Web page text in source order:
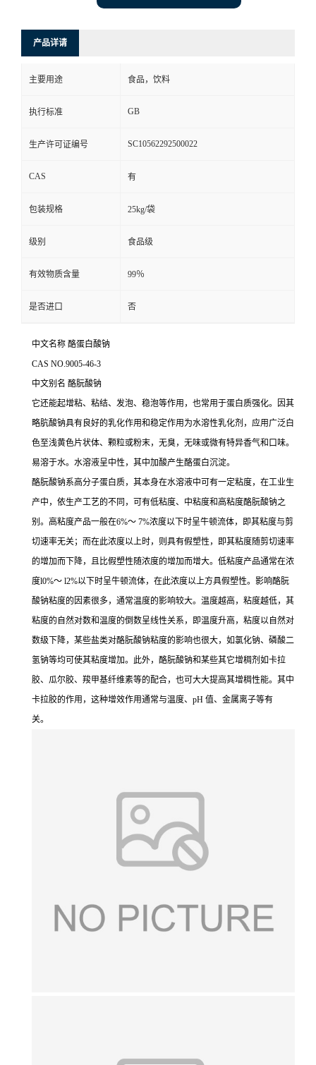
产品详请
主要用途 食品，饮料
执行标准 GB
生产许可证编号 SC10562292500022
CAS 有
包装规格 25kg/袋
级别 食品级
有效物质含量 99％
是否进口 否
中文名称 酪蛋白酸钠
CAS NO.9005-46-3
中文别名 酪朊酸钠
它还能起增粘、粘结、发泡、稳泡等作用，也常用于蛋白质强化。因其
略肮酸钠具有良好的乳化作用和稳定作用为水溶性乳化剂，应用广泛白
色至浅黄色片状体、颗粒或粉末，无臭，无味或微有特异香气和口味。
易溶于水。水溶液呈中性，其中加酸产生酪蛋白沉淀。
酪朊酸钠系高分子蛋白质，其本身在水溶液中可有一定粘度，在工业生
产中，依生产工艺的不同，可有低粘度、中粘度和高粘度酪朊酸钠之
别。高粘度产品一般在6%～ 7%浓度以下时呈牛顿流体，即其粘度与剪
切速率无关；而在此浓度以上时，则具有假塑性，即其粘度随剪切速率
的增加而下降，且比假塑性随浓度的增加而增大。低粘度产品通常在浓
度l0%～ l2%以下时呈牛顿流体，在此浓度以上方具假塑性。影响酪朊
酸钠粘度的因素很多，通常温度的影响较大。温度越高，粘度越低，其
粘度的自然对数和温度的倒数呈线性关系，即温度升高，粘度以自然对
数级下降，某些盐类对酪朊酸钠粘度的影响也很大，如氯化钠、磷酸二
氢钠等均可使其粘度增加。此外，酪朊酸钠和某些其它增稠剂如卡拉
胶、瓜尔胶、羧甲基纤维素等的配合，也可大大提高其增稠性能。其中
卡拉胶的作用，这种增效作用通常与温度、pH 值、金属离子等有
关。